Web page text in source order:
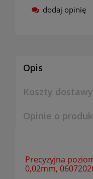
dodaj opinię
Opis
Koszty dostawy
Cena nie zawiera
Opinie o
Precyzyjna
0,02mm,